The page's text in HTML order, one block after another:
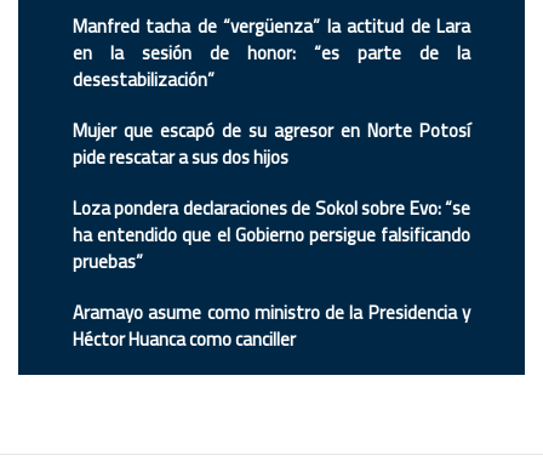
Manfred tacha de “vergüenza” la actitud de Lara
en la sesión de honor: “es parte de la
desestabilización”
Mujer que escapó de su agresor en Norte Potosí
pide rescatar a sus dos hijos
Loza pondera declaraciones de Sokol sobre Evo: “se
ha entendido que el Gobierno persigue falsificando
pruebas”
Aramayo asume como ministro de la Presidencia y
Héctor Huanca como canciller